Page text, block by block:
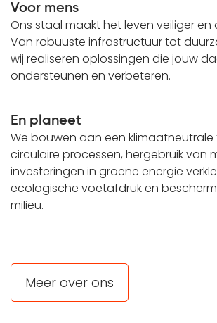
Voor mens
Ons staal maakt het leven veiliger
Van robuuste infrastructuur tot
wij realiseren oplossingen die jouw
ondersteunen en verbeteren.
En planeet
We bouwen aan een klimaatneutrale
circulaire processen, hergebruik van
investeringen in groene energie
ecologische voetafdruk en
milieu.
Meer over ons